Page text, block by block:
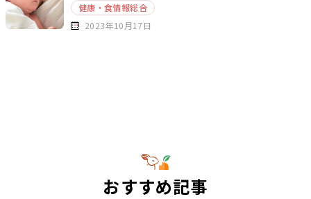
健康・食情報総合
2023年10月17日
おすすめ記事